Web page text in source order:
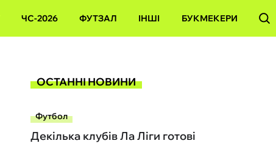
ЧС-2026 ФУТЗАЛ ІНШІ БУКМЕКЕРИ
ОСТАННІ НОВИНИ
Футбол
Декілька клубів Ла Ліги готові